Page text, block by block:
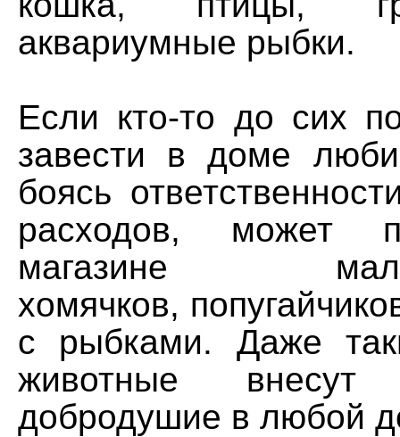
аквариумные рыбки.
Если кто-то до сих
завести в доме
боясь
расходов, может
магазине мало-
хомячков,
с рыбками. Даже
животные
добродушие в любой